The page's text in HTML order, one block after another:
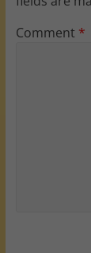
Comment *